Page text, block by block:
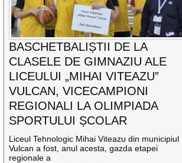
BASCHETBALIȘTII DE LA
CLASELE DE GIMNAZIU ALE
LICEULUI „MIHAI VITEAZU”
VULCAN, VICECAMPIONI
REGIONALI LA OLIMPIADA
SPORTULUI ȘCOLAR
Liceul Tehnologic Mihai Viteazu din municipiul
Vulcan a fost, anul acesta, gazda etapei
regionale a